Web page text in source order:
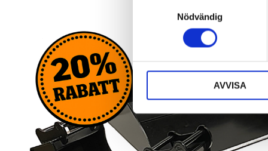
y
e
s
a
Nödvändig
AVVISA